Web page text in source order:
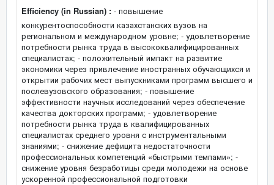
Efficiency (in Russian) : - повышение
конкурентоспособности казахстанских вузов на
региональном и международном уровне; - удовлетворение
потребности рынка труда в высококвалифицированных
специалистах; - положительный импакт на развитие
экономики через привлечение иностранных обучающихся и
открытии рабочих мест выпускниками программ высшего и
послевузовского образования; - повышение
эффективности научных исследований через обеспечение
качества докторских программ; - удовлетворение
потребности рынка труда в квалифицированных
специалистах среднего уровня с инструментальными
знаниями; - снижение дефицита недостаточности
профессиональных компетенций «быстрыми темпами»; -
снижение уровня безработицы среди молодежи на основе
ускоренной профессиональной подготовки